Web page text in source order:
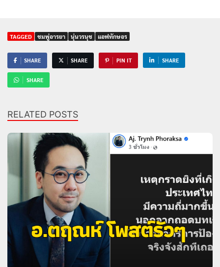
TAGGED ชมพู่อารยา นุ่นวรนุช แอฟทักษอร
SHARE SHARE PIN IT SHARE
SHARE
RELATED POSTS